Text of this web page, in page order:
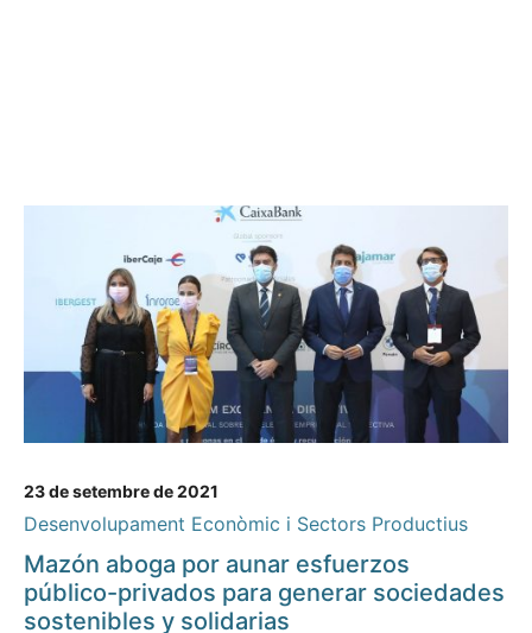
23 de setembre de 2021
Desenvolupament Econòmic i Sectors Productius
Mazón aboga por aunar esfuerzos
público-privados para generar sociedades
sostenibles y solidarias